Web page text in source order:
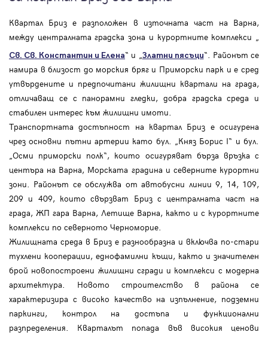
Квартал Бриз е разположен в източната част на Варна,
между централната градска зона и курортните комплекси „
Св. Св. Константин и Елена“ и „ Златни пясъци“. Районът се
намира в близост до морския бряг и Приморски парк и е сред
утвърдените и предпочитани жилищни квартали на града,
отличаващ се с панорамни гледки, добра градска среда и
стабилен интерес към жилищни имоти.
Транспортната достъпност на квартал Бриз е осигурена
чрез основни пътни артерии като бул. „Княз Борис I“ и бул.
„Осми приморски полк“, които осигуряват бърза връзка с
центъра на Варна, Морската градина и северните курортни
зони. Районът се обслужва от автобусни линии 9, 14, 109,
209 и 409, които свързват Бриз с централната част на
града, ЖП гара Варна, Летище Варна, както и с курортните
комплекси по северното Черноморие.
Жилищната среда в Бриз е разнообразна и включва по-стари
тухлени кооперации, еднофамилни къщи, както и значителен
брой новопостроени жилищни сгради и комплекси с модерна
архитектура. Новото строителство в района се
характеризира с високо качество на изпълнение, подземни
паркинги, контрол на достъпа и функционални
разпределения. Кварталът попада във високия ценови